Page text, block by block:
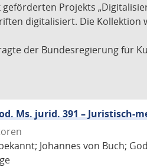
Projekts
digitalisiert. Die
der Bundesregierung für
Ms. jurid. 391 –
Johannes von Buch;